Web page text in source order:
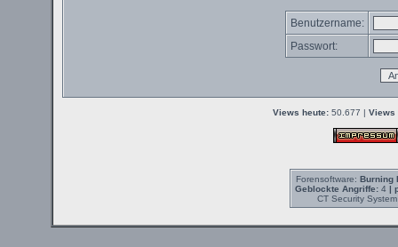
Benutzername:
Passwort:
Views heute: 50.677 | Views
Forensoftware: Burning
Geblockte Angriffe:4 |
CT Security